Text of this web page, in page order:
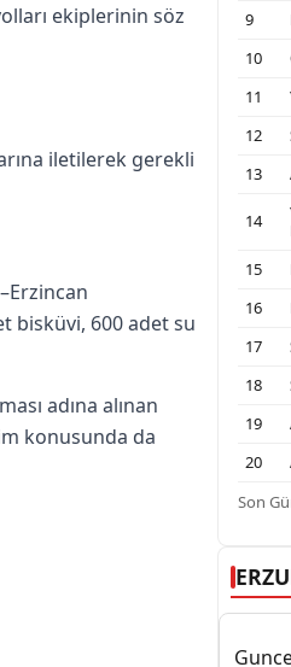
ekiplerinin söz
iletilerek gerekli
bisküvi, 600 adet su
adına alınan
konusunda da
9
10
11
12
13
14
15
16
17
18
19
20
Son